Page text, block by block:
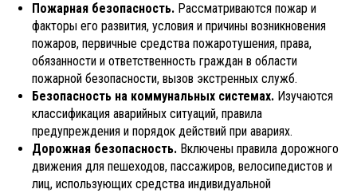
Пожарная безопасность. Рассматриваются пожар и
факторы его развития, условия и причины возникновения
пожаров, первичные средства пожаротушения, права,
обязанности и ответственность граждан в области
пожарной безопасности, вызов экстренных служб.
Безопасность на коммунальных системах. Изучаются
классификация аварийных ситуаций, правила
предупреждения и порядок действий при авариях.
Дорожная безопасность. Включены правила дорожного
движения для пешеходов, пассажиров, велосипедистов и
лиц, использующих средства индивидуальной